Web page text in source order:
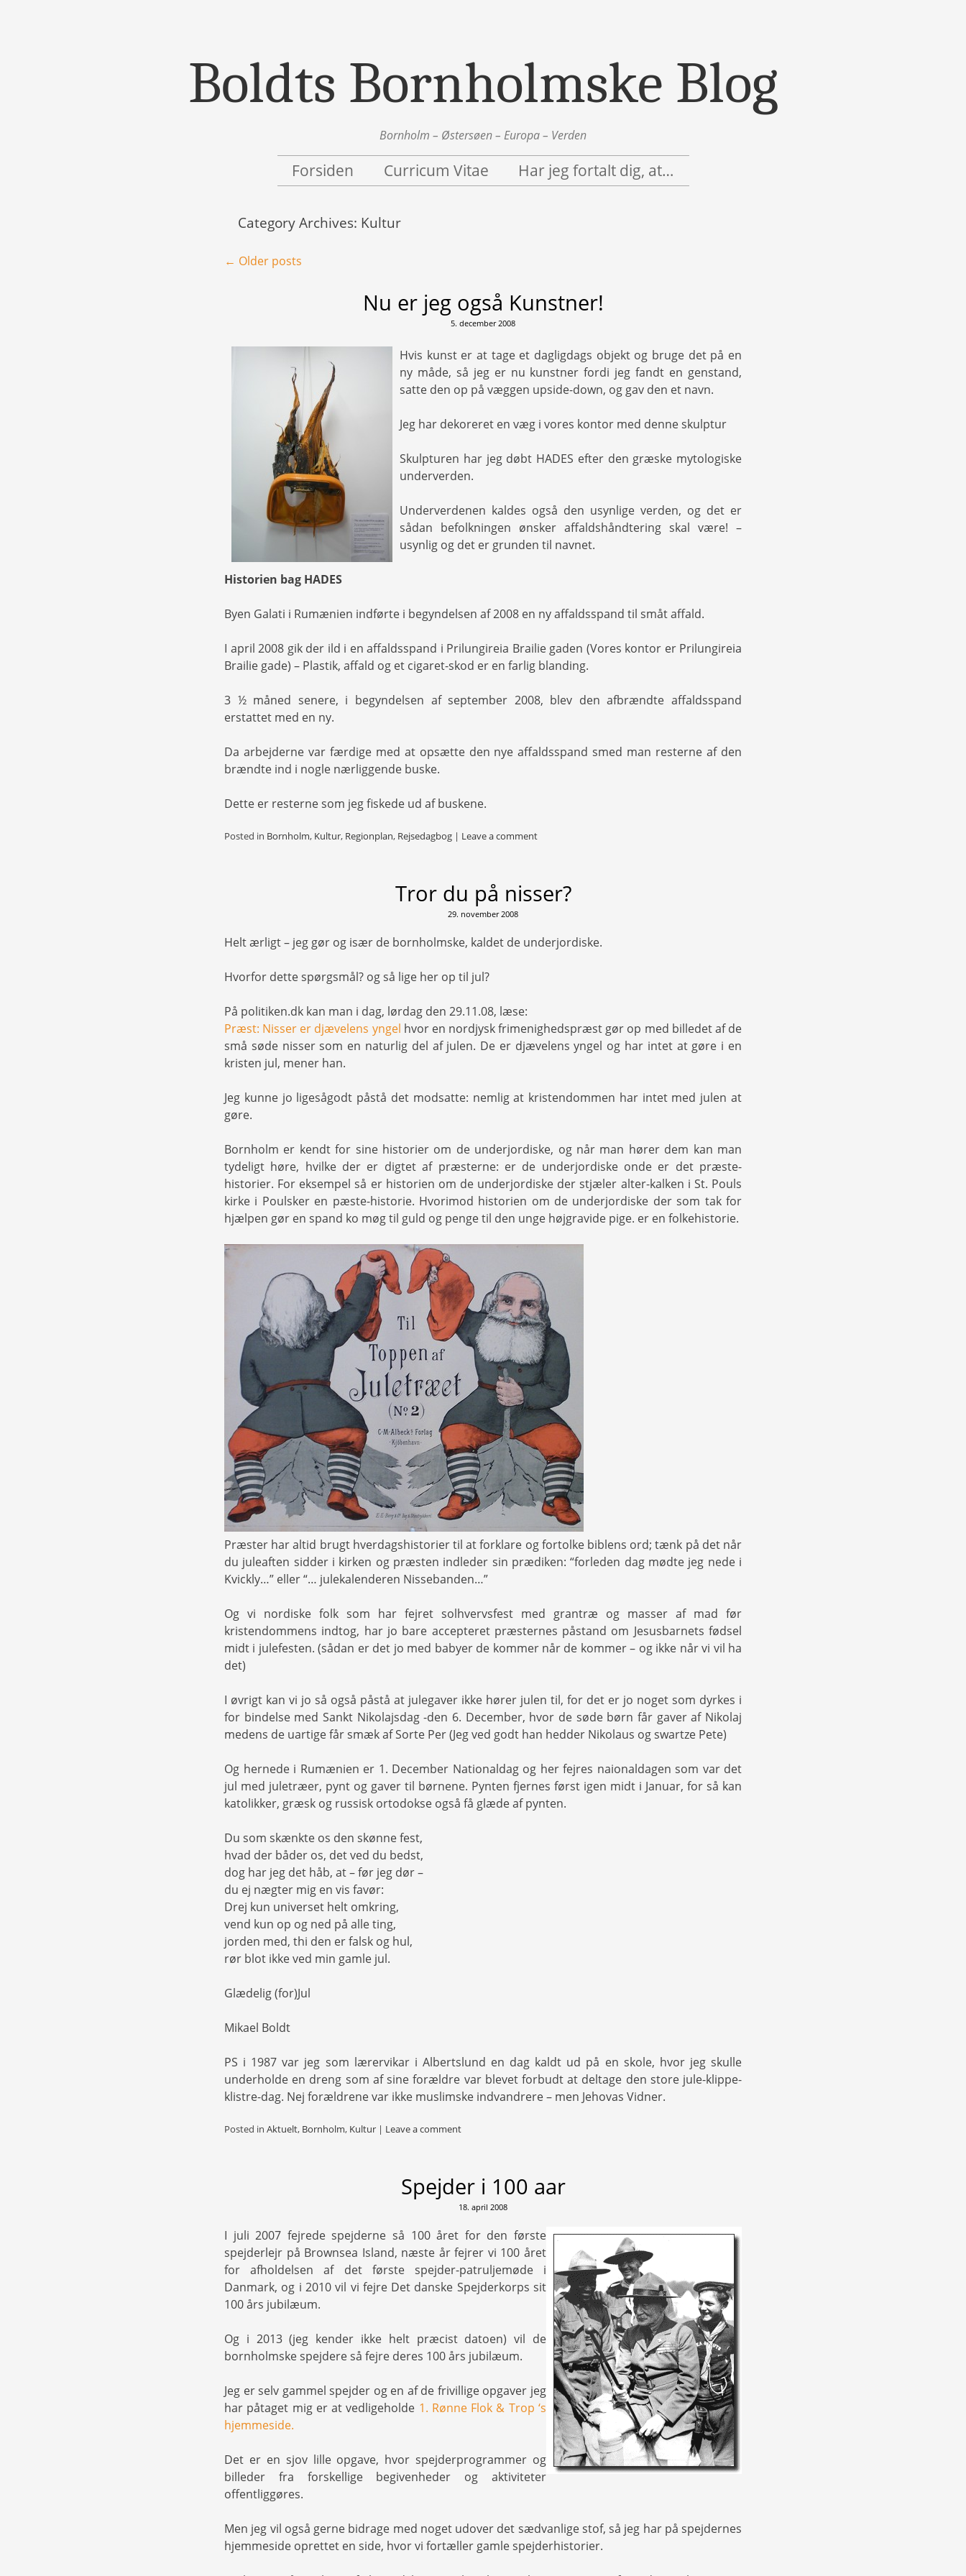
Boldts Bornholmske Blog
Bornholm – Østersøen – Europa – Verden
Forsiden Curricum Vitae Har jeg fortalt dig, at…
Category Archives: Kultur
Post navigation
← Older posts
Nu er jeg også Kunstner!
5. december 2008
Hvis kunst er at tage et dagligdags objekt og bruge det på en
ny måde, så jeg er nu kunstner fordi jeg fandt en genstand,
satte den op på væggen upside-down, og gav den et navn.
Jeg har dekoreret en væg i vores kontor med denne skulptur
Skulpturen har jeg døbt HADES efter den græske mytologiske
underverden.
Underverdenen kaldes også den usynlige verden, og det er
sådan befolkningen ønsker affaldshåndtering skal være! –
usynlig og det er grunden til navnet.
Historien bag HADES
Byen Galati i Rumænien indførte i begyndelsen af 2008 en ny affaldsspand til småt affald.
I april 2008 gik der ild i en affaldsspand i Prilungireia Brailie gaden (Vores kontor er Prilungireia
Brailie gade) – Plastik, affald og et cigaret-skod er en farlig blanding.
3 ½ måned senere, i begyndelsen af september 2008, blev den afbrændte affaldsspand
erstattet med en ny.
Da arbejderne var færdige med at opsætte den nye affaldsspand smed man resterne af den
brændte ind i nogle nærliggende buske.
Dette er resterne som jeg fiskede ud af buskene.
Posted in Bornholm, Kultur, Regionplan, Rejsedagbog | Leave a comment
Tror du på nisser?
29. november 2008
Helt ærligt – jeg gør og især de bornholmske, kaldet de underjordiske.
Hvorfor dette spørgsmål? og så lige her op til jul?
På politiken.dk kan man i dag, lørdag den 29.11.08, læse:
Præst: Nisser er djævelens yngel hvor en nordjysk frimenighedspræst gør op med billedet af de
små søde nisser som en naturlig del af julen. De er djævelens yngel og har intet at gøre i en
kristen jul, mener han.
Jeg kunne jo ligesågodt påstå det modsatte: nemlig at kristendommen har intet med julen at
gøre.
Bornholm er kendt for sine historier om de underjordiske, og når man hører dem kan man
tydeligt høre, hvilke der er digtet af præsterne: er de underjordiske onde er det præste-
historier. For eksempel så er historien om de underjordiske der stjæler alter-kalken i St. Pouls
kirke i Poulsker en pæste-historie. Hvorimod historien om de underjordiske der som tak for
hjælpen gør en spand ko møg til guld og penge til den unge højgravide pige. er en folkehistorie.
Præster har altid brugt hverdagshistorier til at forklare og fortolke biblens ord; tænk på det når
du juleaften sidder i kirken og præsten indleder sin prædiken: “forleden dag mødte jeg nede i
Kvickly…” eller “… julekalenderen Nissebanden…”
Og vi nordiske folk som har fejret solhvervsfest med grantræ og masser af mad før
kristendommens indtog, har jo bare accepteret præsternes påstand om Jesusbarnets fødsel
midt i julefesten. (sådan er det jo med babyer de kommer når de kommer – og ikke når vi vil ha
det)
I øvrigt kan vi jo så også påstå at julegaver ikke hører julen til, for det er jo noget som dyrkes i
for bindelse med Sankt Nikolajsdag -den 6. December, hvor de søde børn får gaver af Nikolaj
medens de uartige får smæk af Sorte Per (Jeg ved godt han hedder Nikolaus og swartze Pete)
Og hernede i Rumænien er 1. December Nationaldag og her fejres naionaldagen som var det
jul med juletræer, pynt og gaver til børnene. Pynten fjernes først igen midt i Januar, for så kan
katolikker, græsk og russisk ortodokse også få glæde af pynten.
Du som skænkte os den skønne fest,
hvad der båder os, det ved du bedst,
dog har jeg det håb, at – før jeg dør –
du ej nægter mig en vis favør:
Drej kun universet helt omkring,
vend kun op og ned på alle ting,
jorden med, thi den er falsk og hul,
rør blot ikke ved min gamle jul.
Glædelig (for)Jul
Mikael Boldt
PS i 1987 var jeg som lærervikar i Albertslund en dag kaldt ud på en skole, hvor jeg skulle
underholde en dreng som af sine forældre var blevet forbudt at deltage den store jule-klippe-
klistre-dag. Nej forældrene var ikke muslimske indvandrere – men Jehovas Vidner.
Posted in Aktuelt, Bornholm, Kultur | Leave a comment
Spejder i 100 aar
18. april 2008
I juli 2007 fejrede spejderne så 100 året for den første
spejderlejr på Brownsea Island, næste år fejrer vi 100 året
for afholdelsen af det første spejder-patruljemøde i
Danmark, og i 2010 vil vi fejre Det danske Spejderkorps sit
100 års jubilæum.
Og i 2013 (jeg kender ikke helt præcist datoen) vil de
bornholmske spejdere så fejre deres 100 års jubilæum.
Jeg er selv gammel spejder og en af de frivillige opgaver jeg
har påtaget mig er at vedligeholde 1. Rønne Flok & Trop ‘s
hjemmeside.
Det er en sjov lille opgave, hvor spejderprogrammer og
billeder fra forskellige begivenheder og aktiviteter
offentliggøres.
Men jeg vil også gerne bidrage med noget udover det sædvanlige stof, så jeg har på spejdernes
hjemmeside oprettet en side, hvor vi fortæller gamle spejderhistorier.